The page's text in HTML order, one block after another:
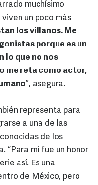
muchísimo
un poco más
los villanos. Me
porque es un
lo que no nos
me reta como actor,
”, asegura.
representa para
a una de las
de los
“Para mí fue un honor
así. Es una
de México, pero